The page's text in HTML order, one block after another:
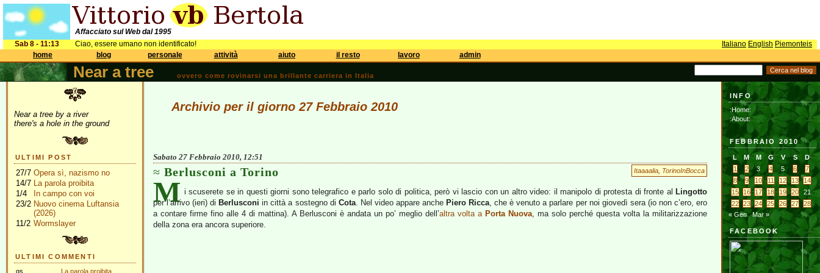
Affacciato sul Web dal 1995
Sab 8 - 11:13
Ciao, essere umano non identificato! Italiano English Piemonteis
home
blog personale attività aiuto il resto lavoro admin
Near a tree ovvero come rovinarsi una brillante carriera in Italia
Near a tree by a river
there's a hole in the ground
ULTIMI POST
27/7 Opera sì, nazismo no
14/7 La parola proibita
1/4
In campo con voi
23/2 Nuovo cinema Luftansia
(2026)
11/2 Wormslayer
ULTIMI COMMENTI
gs
La parola proibita
Archivio per il giorno 27 Febbraio 2010
Sabato 27 Febbraio 2010, 12:51
Itaaaalia TorinoInBocca
Berlusconi a Torino
M i scuserete se in questi giorni sono telegrafico e parlo solo di politica, però vi lascio con un altro video: il manipolo di protesta di fronte al Lingotto
per l’arrivo (ieri) di Berlusconi in città a sostegno di Cota. Nel video appare anche Piero Ricca, che è venuto a parlare per noi giovedì sera (io non c’ero, ero
a contare firme fino alle 4 di mattina). A Berlusconi è andata un po’ meglio dell’altra volta a Porta Nuova, ma solo perché questa volta la militarizzazione
della zona era ancora superiore.
INFO
:Home:
:About:
FEBBRAIO 2010
L M M G V S
D
1
2 3 4 5 6
7
8
9 10 11 12 13
14
15
16 17 18 19 20
21
22
23 24 25 26 27
28
« Gen
Mar »
FACEBOOK